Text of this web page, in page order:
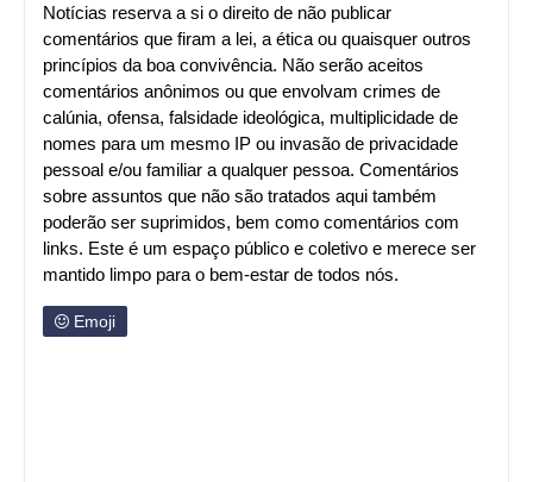
Notícias reserva a si o direito de não publicar
comentários que firam a lei, a ética ou quaisquer outros
princípios da boa convivência. Não serão aceitos
comentários anônimos ou que envolvam crimes de
calúnia, ofensa, falsidade ideológica, multiplicidade de
nomes para um mesmo IP ou invasão de privacidade
pessoal e/ou familiar a qualquer pessoa. Comentários
sobre assuntos que não são tratados aqui também
poderão ser suprimidos, bem como comentários com
links. Este é um espaço público e coletivo e merece ser
mantido limpo para o bem-estar de todos nós.
Emoji